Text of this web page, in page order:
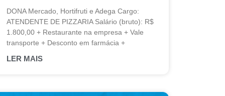
DONA Mercado, Hortifruti e Adega Cargo:
ATENDENTE DE PIZZARIA Salário (bruto): R$
1.800,00 + Restaurante na empresa + Vale
transporte + Desconto em farmácia +
LER MAIS